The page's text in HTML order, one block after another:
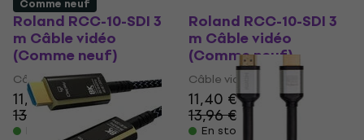
Roland RCC-10-SDI 3
m Câble vidéo
(Comme neuf)
Câble vidéo
11,40 €
13,96 €
- 18 %
Roland RCC-10-SDI 3
m Câble vidéo
(Comme neuf)
Câble vidéo
11,40 €
13,96 €
En stock
Comme neuf